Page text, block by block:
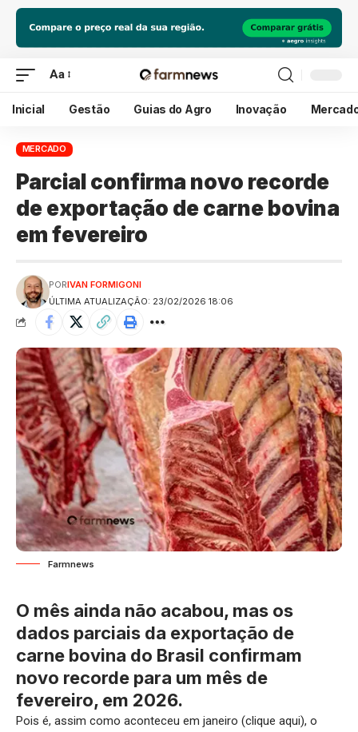
Aa
Inicial Gestão Guias do Agro Inovação
MERCADO
Parcial confirma novo recorde
de exportação de carne bovina
em fevereiro
ÚLTIMA ATUALIZAÇÃO: 23/02/2026 18:06
PORIVAN FORMIGONI
Farmnews
O mês ainda não acabou, mas os
dados parciais da exportação de
carne bovina do Brasil confirmam
novo recorde para um mês de
fevereiro, em 2026.
Pois é, assim como aconteceu em janeiro (clique aqui), o